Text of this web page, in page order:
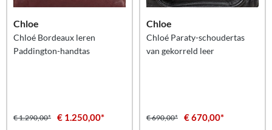
Chloe
Chloé Bordeaux leren
Paddington-handtas
€ 1.290,00* € 1.250,00*
Chloe
Chloé Paraty-schoudertas
van gekorreld leer
€ 690,00* € 670,00*